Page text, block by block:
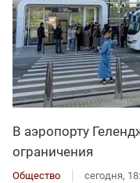
В аэропорту
ограничения
Общество сегодня,